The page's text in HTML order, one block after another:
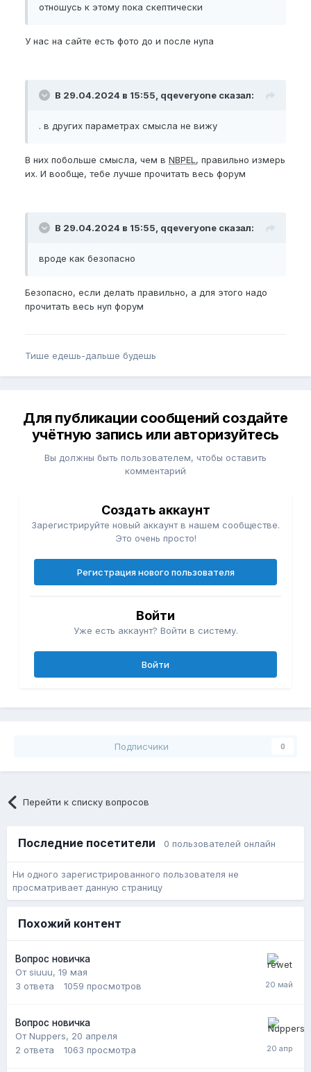
отношусь к этому пока скептически
У нас на сайте есть фото до и после нупа
В 29.04.2024 в 15:55, qqeveryone сказал:
. в других параметрах смысла не вижу
В них побольше смысла, чем в NBPEL , правильно измерь
их. И вообще, тебе лучше прочитать весь форум
В 29.04.2024 в 15:55, qqeveryone сказал:
вроде как безопасно
Безопасно, если делать правильно, а для этого надо
прочитать весь нуп форум
Тише едешь-дальше будешь
Для публикации сообщений создайте
учётную запись или авторизуйтесь
Вы должны быть пользователем, чтобы оставить
комментарий
Создать аккаунт
Зарегистрируйте новый аккаунт в нашем сообществе.
Это очень просто!
Регистрация нового пользователя
Войти
Уже есть аккаунт? Войти в систему.
Войти
Подписчики 0
Перейти к списку вопросов
Последние посетители 0 пользователей онлайн
Ни одного зарегистрированного пользователя не
просматривает данную страницу
Похожий контент
Вопрос новичка
От siuuu, 19 мая
3 ответа 1059 просмотров
Вопрос новичка
От Nuppers, 20 апреля
2 ответа 1063 просмотра